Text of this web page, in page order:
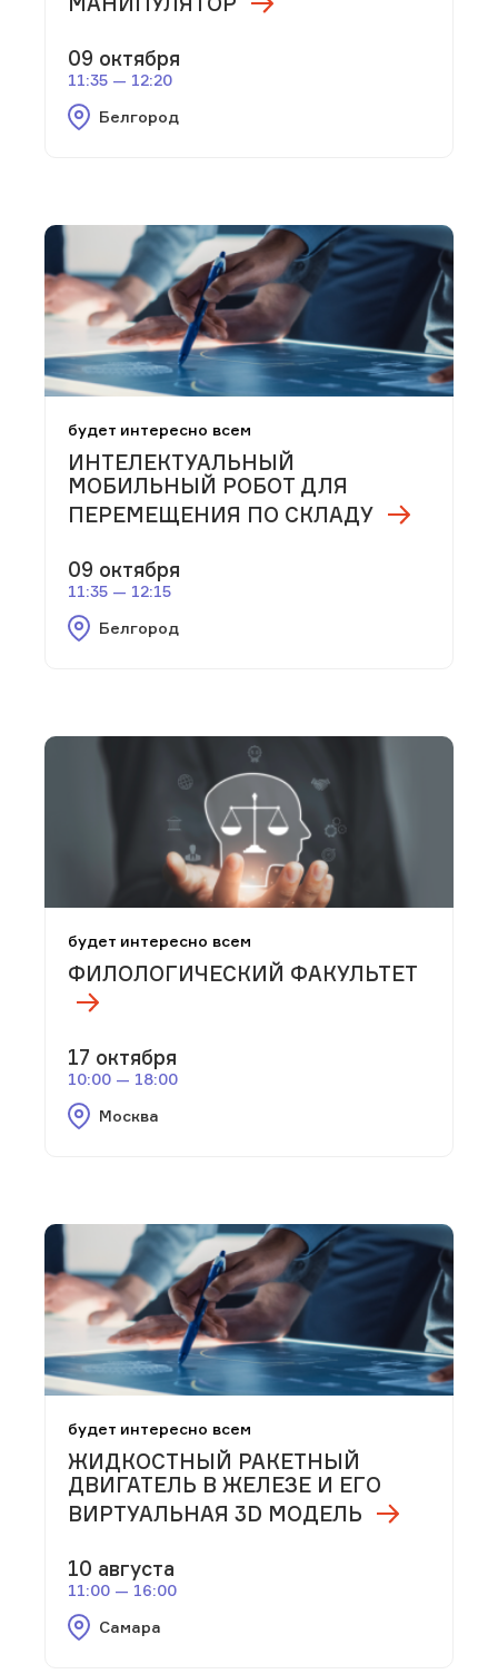
09 октября
11:35 — 12:20
Белгород
будет интересно всем
ИНТЕЛЕКТУАЛЬНЫЙ
МОБИЛЬНЫЙ РОБОТ ДЛЯ
ПЕРЕМЕЩЕНИЯ ПО СКЛАДУ
09 октября
11:35 — 12:15
Белгород
будет интересно всем
ФИЛОЛОГИЧЕСКИЙ ФАКУЛЬТЕТ
17 октября
10:00 — 18:00
Москва
будет интересно всем
ЖИДКОСТНЫЙ РАКЕТНЫЙ
ДВИГАТЕЛЬ В ЖЕЛЕЗЕ И ЕГО
ВИРТУАЛЬНАЯ 3D МОДЕЛЬ
10 августа
11:00 — 16:00
Самара